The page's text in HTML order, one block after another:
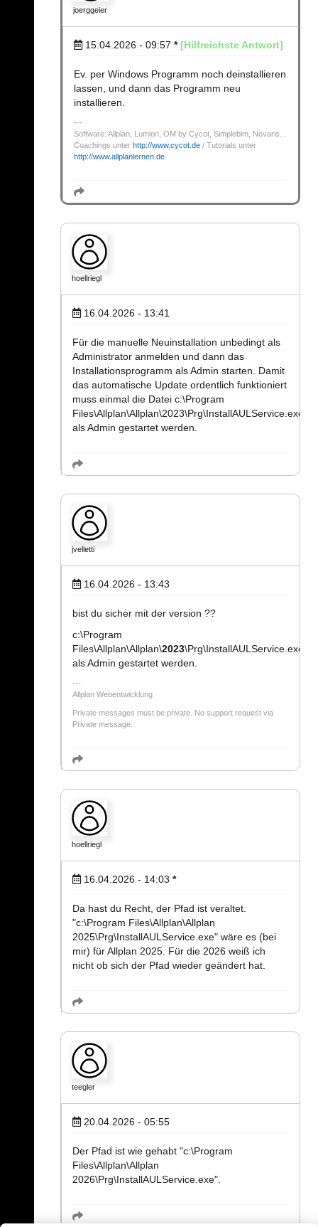
joerggeier
15.04.2026 - 09:57 * [Hilfreichste Antwort]
Ev. per Windows Programm noch deinstallieren
lassen, und dann das Programm neu
installieren.
Software: Allplan, Lumion, OM by Cycot, Simplebim, Nevaris...
Coachings unter http://www.cycot.de / Tutorials unter
http://www.allplanlernen.de
hoellriegl
16.04.2026 - 13:41
Für die manuelle Neuinstallation unbedingt als
Administrator anmelden und dann das
Installationsprogramm als Admin starten. Damit
das automatische Update ordentlich funktioniert
muss einmal die Datei c:\Program
Files\Allplan\Allplan\2023\Prg\InstallAULService.exe
als Admin gestartet werden.
jvelletti
16.04.2026 - 13:43
bist du sicher mit der version ??
c:\Program
Files\Allplan\Allplan\2023\Prg\InstallAULService.exe
als Admin gestartet werden.
Allplan Webentwicklung
Private messages must be private. No support request via
Private message.
hoellriegl
16.04.2026 - 14:03 *
Da hast du Recht, der Pfad ist veraltet.
"c:\Program Files\Allplan\Allplan
2025\Prg\InstallAULService.exe" wäre es (bei
mir) für Allplan 2025. Für die 2026 weiß ich
nicht ob sich der Pfad wieder geändert hat.
teegler
20.04.2026 - 05:55
Der Pfad ist wie gehabt "c:\Program
Files\Allplan\Allplan
2026\Prg\InstallAULService.exe".